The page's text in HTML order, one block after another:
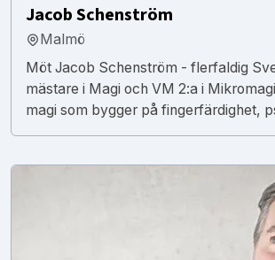
Jacob Schenström
Malmö
Möt Jacob Schenström - flerfaldig
mästare i Magi och VM 2:a i
magi som bygger på fingerfärdighet,